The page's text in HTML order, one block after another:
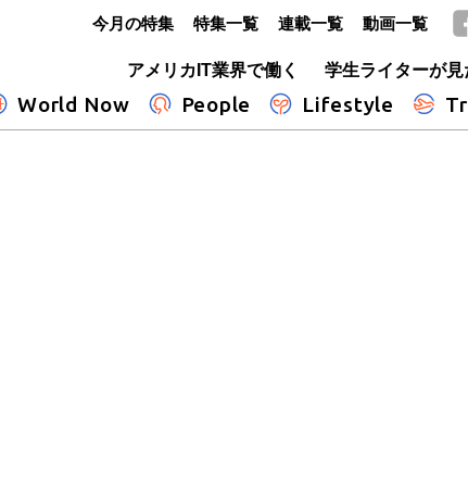
アメリカIT業界で働く
学生ライターが見
World Now People Lifestyle
今月の特集 特集一覧 連載一覧 動画一覧